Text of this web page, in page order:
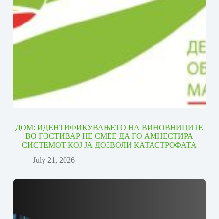
ДОМ: ИДЕНТИФИКУВАЊЕТО НА ВИНОВНИЦИТЕ
ВО ГОСТИВАР НЕ СМЕЕ ДА ГО АМНЕСТИРА
СИСТЕМОТ КОЈ ЈА ДОЗВОЛИ КАТАСТРОФАТА
July 21, 2026